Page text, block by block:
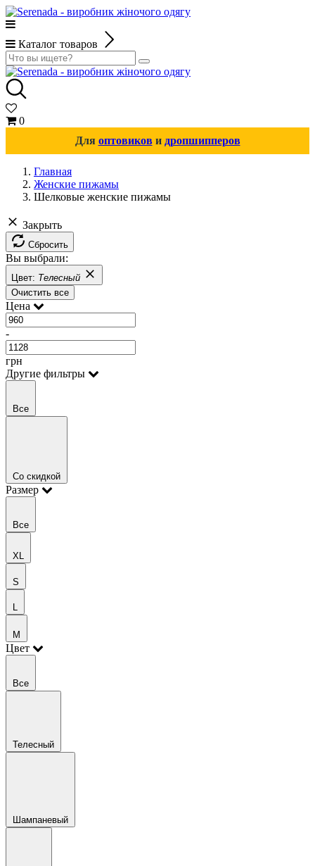
Каталог товаров
0
Для оптовикови дропшипперов
Главная
Женские пижамы
Шелковые женские пижамы
Закрыть
Сбросить
Вы выбрали:
Цвет: Телесный
Очистить все
Цена
-
грн
Другие фильтры
Все
Со скидкой
Размер
Все
XL
S
L
M
Цвет
Все
Телесный
Шампаневый